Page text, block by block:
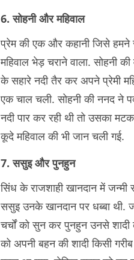
6. सोहनी और महिवाल
प्रेम की एक और कहानी जिसे हमने
महिवाल भेड़ चराने वाला. सोहनी
के सहारे नदी तैर कर अपने प्रेमी
एक चाल चली. सोहनी की ननद ने
नदी पार कर रही थी तो उसका
कूदे महिवाल की भी जान चली गई.
7. ससुइ और पुनहुन
सिंध के राजशाही खानदान में
ससुइ उनके खानदान पर धब्बा थी.
चर्चों को सुन कर पुनहुन उनसे
को अपनी बहन की शादी किसी